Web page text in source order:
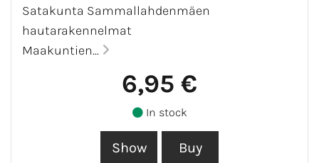
Satakunta Sammallahdenmäen
hautarakennelmat
Maakuntien...
6,95 €
In stock